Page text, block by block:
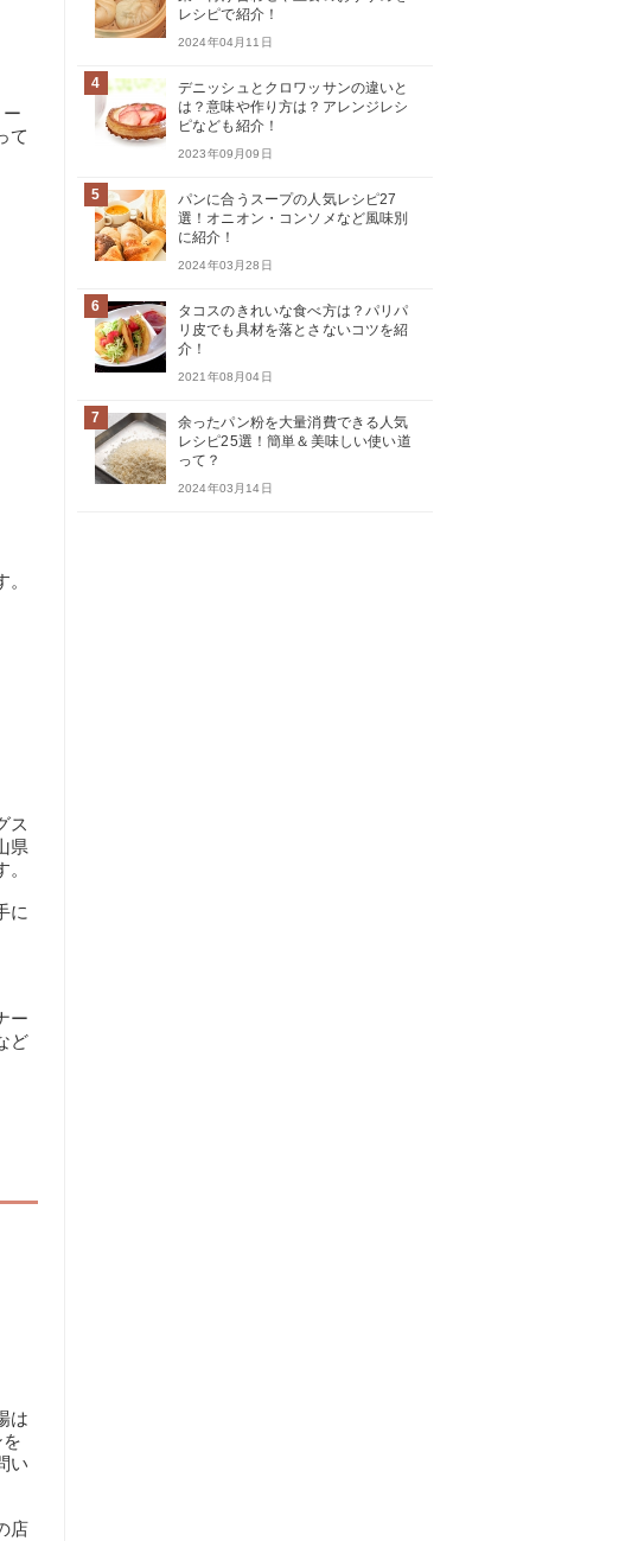
て
ス
県
に
ー
ど
は
い
店
レシピで紹介！
2024年04月11日
4
デニッシュとクロワッサンの違いと
は？意味や作り方は？アレンジレシ
ピなども紹介！
2023年09月09日
5
パンに合うスープの人気レシピ27
選！オニオン・コンソメなど風味別
に紹介！
2024年03月28日
6
タコスのきれいな食べ方は？パリパ
リ皮でも具材を落とさないコツを紹
介！
2021年08月04日
7
余ったパン粉を大量消費できる人気
レシピ25選！簡単＆美味しい使い道
って？
2024年03月14日